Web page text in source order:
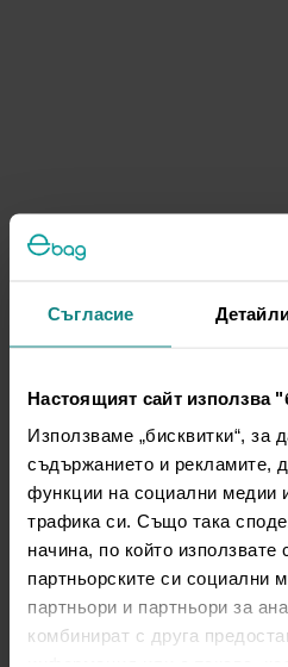
Съгласие
Настоящият сайт използва
Използваме „бисквитки“, за
съдържанието и рекламите,
функции на социални медии
трафика си. Също така
начина, по който използвате
партньорските си социални
партньори и партньори за
комбинират с друга